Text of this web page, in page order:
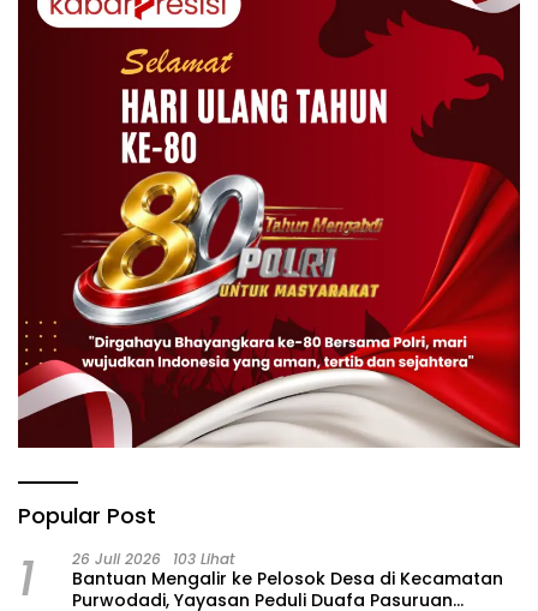
Popular Post
1 26 Juli 2026 103 Lihat
‎Bantuan Mengalir ke Pelosok Desa di Kecamatan
Purwodadi, Yayasan Peduli Duafa Pasuruan